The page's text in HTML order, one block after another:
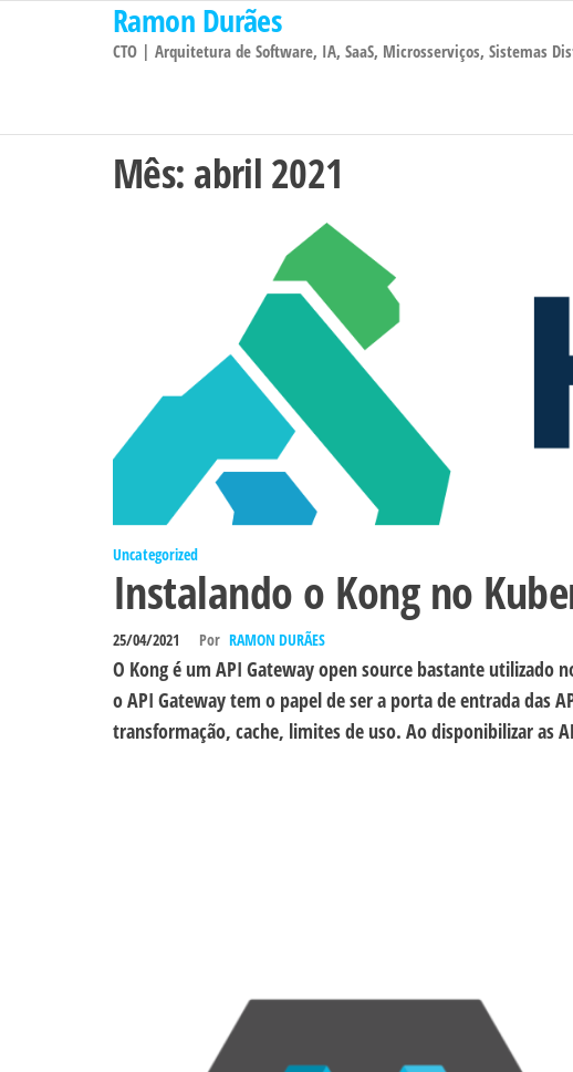
Ramon Durães
CTO | Arquitetura de Software, IA, SaaS, Microsserviços, Sistemas
Mês: abril 2021
Uncategorized
Instalando o Kong no
25/04/2021 Por RAMON DURÃES
O Kong é um API Gateway open source bastante utilizado
o API Gateway tem o papel de ser a porta de entrada das
transformação, cache, limites de uso. Ao disponibilizar as